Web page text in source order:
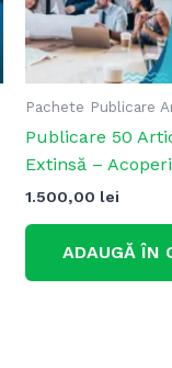
Pachete Publicare
Publicare 50
Extinsă –
1.500,00 lei
ADAUGĂ ÎN